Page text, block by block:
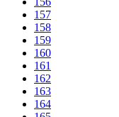
157
158
159
160
161
162
163
164